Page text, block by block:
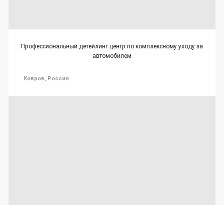
Профессиональный детейлинг центр по комплексному уходу за
автомобилем
Ковров, Россия